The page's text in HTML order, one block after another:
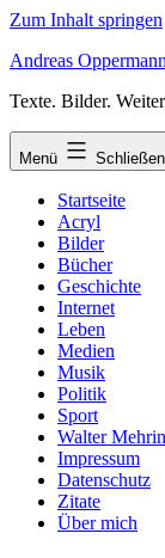
Zum Inhalt springen
Andreas Oppermann
Texte. Bilder.
Menü Schließen
Startseite
Acryl
Bilder
Bücher
Geschichte
Internet
Leben
Medien
Musik
Politik
Sport
Walter
Impressum
Datenschutz
Zitate
Über mich